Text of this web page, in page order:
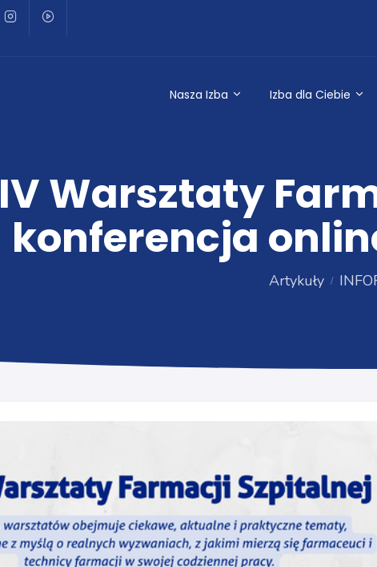
Nasza Izba Izba dla Ciebie
IV Warsztaty
konferencja
Artykuły